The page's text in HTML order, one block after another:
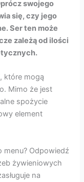
swojego
się, czy jego
Ser ten może
zależą od ilości
które mogą
Mimo że jest
spożycie
element
menu? Odpowiedź
żywieniowych
na